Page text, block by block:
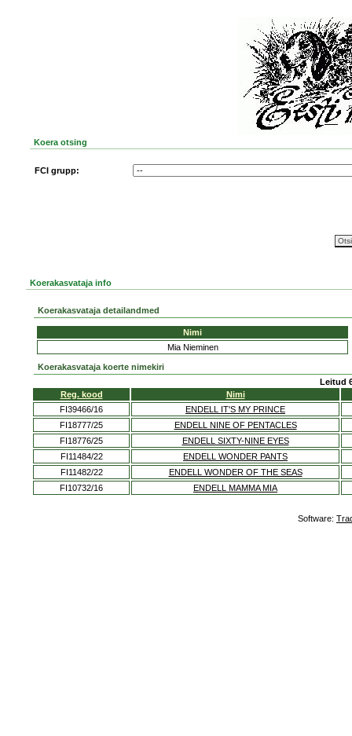
Koera otsing
FCI grupp:
Koerakasvataja info
Koerakasvataja detailandmed
Nimi
Mia Nieminen
Koerakasvataja koerte nimekiri
Leitud
Reg. kood
Nimi
FI39466/16
ENDELL IT'S MY PRINCE
FI18777/25
ENDELL NINE OF PENTACLES
FI18776/25
ENDELL SIXTY-NINE EYES
FI11484/22
ENDELL WONDER PANTS
FI11482/22
ENDELL WONDER OF THE SEAS
FI10732/16
ENDELL MAMMA MIA
Software: